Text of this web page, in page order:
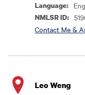
Language:
NMLSR ID:
Contact Me &
Leo Weng